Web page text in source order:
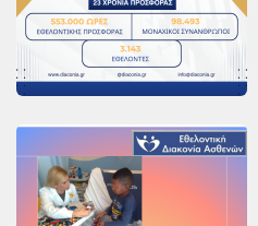
PayPal
Δράσεις
Τομείς
Νοσοκομεία
Διακονία Κατ οίκον
Φιλοξενία Κατ οίκον